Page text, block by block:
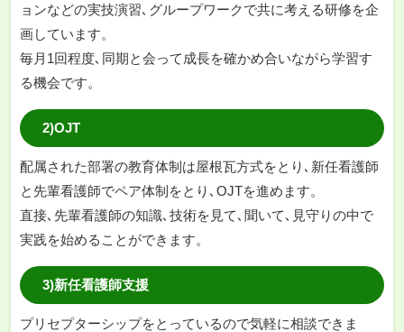
ョンなどの実技演習､グループワークで共に考える研修を企
画しています。
毎月1回程度､同期と会って成長を確かめ合いながら学習す
る機会です。
2)OJT
配属された部署の教育体制は屋根瓦方式をとり､新任看護師
と先輩看護師でペア体制をとり､OJTを進めます。
直接､先輩看護師の知識､技術を見て､聞いて､見守りの中で
実践を始めることができます。
3)新任看護師支援
プリセプターシップをとっているので気軽に相談できま